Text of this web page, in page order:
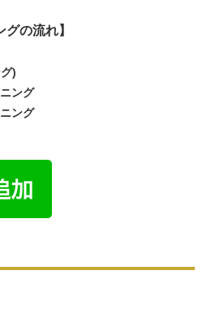
グの流れ】
)
ング
ング